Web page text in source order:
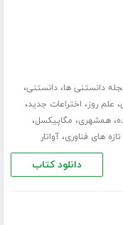
دانستنی ها،دانستنی،
، علم روز، اختراعات جدید،
،همشهری، مگاپیکسل،
تازه های فناوری،آواتار
دانلود کتاب